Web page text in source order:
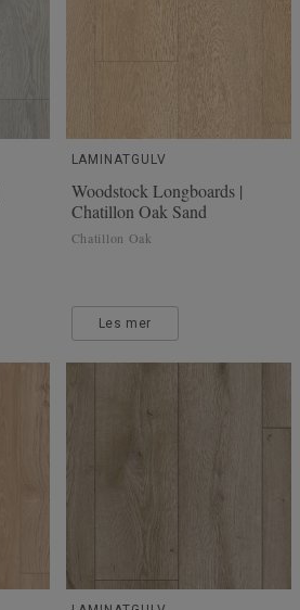
LAMINATGULV
Woodstock Longboards |
Chatillon Oak Sand
Chatillon Oak
Les mer